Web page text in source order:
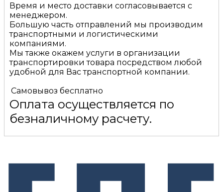
Время и место доставки согласовывается с
менеджером.
Большую часть отправлений мы производим
транспортными и логистическими
компаниями.
Мы также окажем услуги в организации
транспортировки товара посредством любой
удобной для Вас транспортной компании.
Самовывоз бесплатно
Оплата осуществляется по
безналичному расчету.